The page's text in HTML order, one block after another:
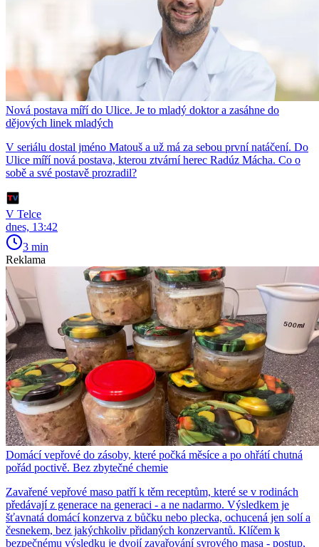
Nová postava míří do Ulice. Je to mladý doktor a zasáhne do
dějových linek mladých
V seriálu dostal jméno Matouš a už má za sebou první natáčení. Do
Ulice míří nová postava, kterou ztvární herec Radúz Mácha. Co o
sobě a své postavě prozradil?
V Telce
dnes, 13:42
3 min
Reklama
Domácí vepřové do zásoby, které počká měsíce a po ohřátí chutná
pořád poctivě. Bez zbytečné chemie
Zavařené vepřové maso patří k těm receptům, které se v rodinách
předávají z generace na generaci - a ne nadarmo. Výsledkem je
šťavnatá domácí konzerva z bůčku nebo plecka, ochucená jen solí a
česnekem, bez jakýchkoliv přidaných konzervantů. Klíčem k
bezpečnému výsledku je dvojí zavařování syrového masa - postup,